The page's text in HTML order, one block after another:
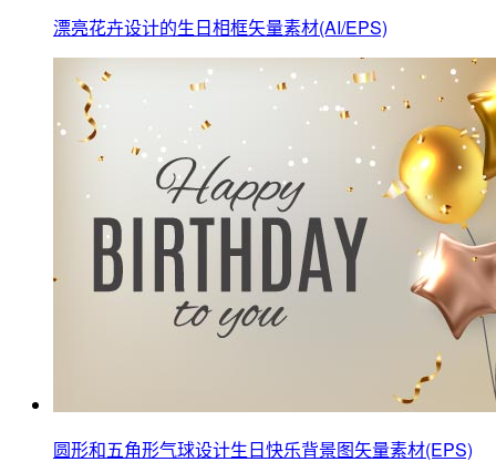
漂亮花卉设计的生日相框矢量素材(AI/EPS)
圆形和五角形气球设计生日快乐背景图矢量素材(EPS)